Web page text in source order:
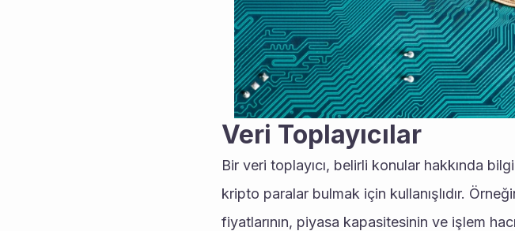
Veri Toplayıcılar
Bir veri toplayıcı, belirli konular hakkında
kripto paralar bulmak için kullanışlıdır.
fiyatlarının, piyasa kapasitesinin ve işlem